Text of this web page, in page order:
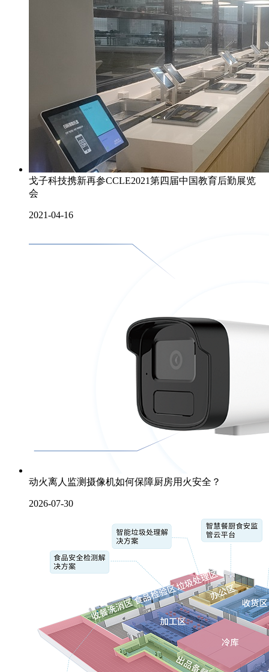
戈子科技携新再参CCLE2021第四届中国教育后勤展览
会
2021-04-16
动火离人监测摄像机如何保障厨房用火安全？
2026-07-30